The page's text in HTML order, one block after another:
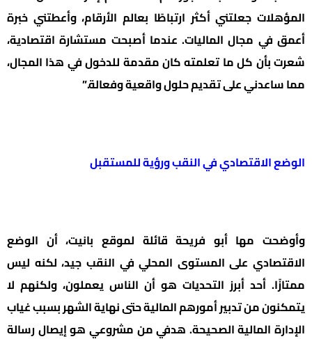
المؤهلات جعلتني أكثر ارتباطًا بعالم الأرقام، وأعطتني خبرة
أعمق في مجال الماليات. عندما أصبحت مستشارة اقتصادية،
شعرت بأن كل ما تعلمته كان مقدمة للدخول في هذا المجال،
مما ساعدني على تقديم حلول واقعية وفعالة.”
الوضع الاقتصادي في النقب ورؤية للمستقبل
وأوضحت مها أبو فريحة قائلة لموقع بانيت، أن الوضع
الاقتصادي على المستوى المحلي في النقب جيد، لكنه ليس
ممتازًا. أحد أبرز التحديات هو أن الناس يعملون، ولكنهم لا
يتمكنون من تدبير أمورهم المالية حتى نهاية الشهر بسبب غياب
الإدارة المالية الصحيحة. هدفي من مشروعي هو إيصال رسالة